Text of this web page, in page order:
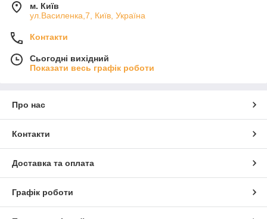
м. Київ
ул.Василенка,7, Київ, Україна
Контакти
Сьогодні вихідний
Показати весь графік роботи
Про нас
Контакти
Доставка та оплата
Графік роботи